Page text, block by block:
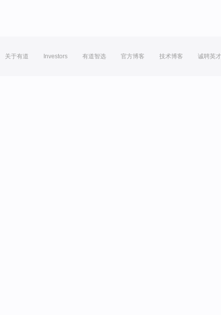
关于有道 Investors 有道智选 官方博客 技术博客 诚聘英才